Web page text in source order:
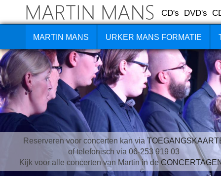
CD's DVD's
MARTIN MANS URKER MANS FORMATIE
Reserveren voor concerten kan via
of telefonisch via 06-253 919 03
Kijk voor alle concerten van Martin in de